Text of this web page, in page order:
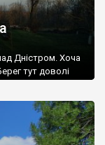
Дністром. Хоча
тут доволі
навколишніх
Точної дати […]